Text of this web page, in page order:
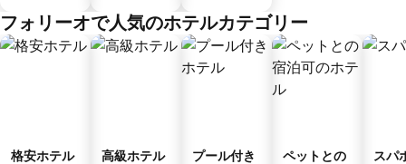
ス
フォリーオで人気のホテルカテゴリー
格安ホテル 高級ホテル
プール付き
ペットとの
スパ